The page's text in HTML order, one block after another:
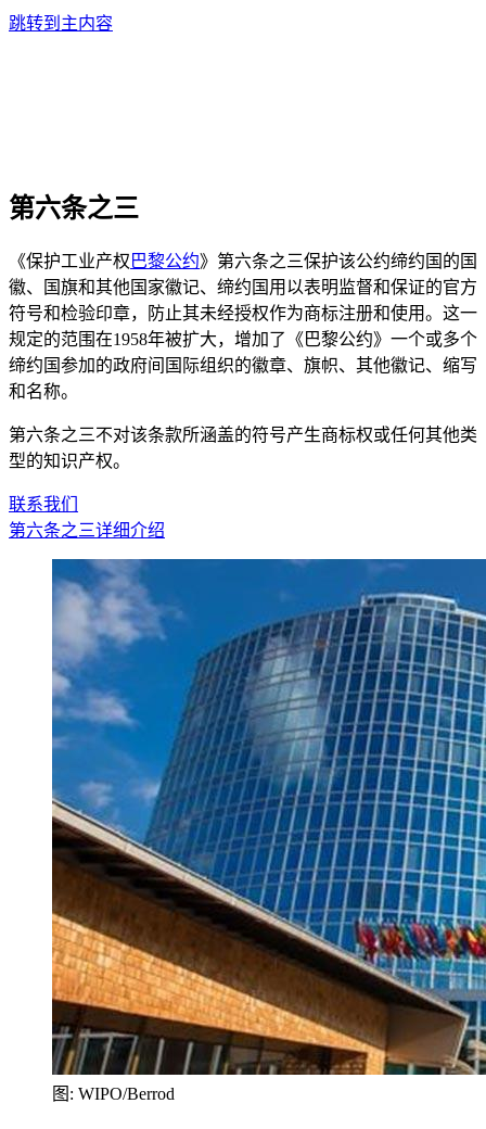
跳转到主内容
第六条之三
《保护工业产权 巴黎公约》第六条之三保护该公约缔约国的国
徽、国旗和其他国家徽记、缔约国用以表明监督和保证的官方
符号和检验印章，防止其未经授权作为商标注册和使用。这一
规定的范围在1958年被扩大，增加了《巴黎公约》一个或多个
缔约国参加的政府间国际组织的徽章、旗帜、其他徽记、缩写
和名称。
第六条之三不对该条款所涵盖的符号产生商标权或任何其他类
型的知识产权。
联系我们
第六条之三详细介绍
图: WIPO/Berrod